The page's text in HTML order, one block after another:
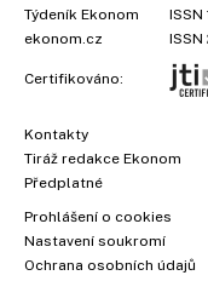
Týdeník Ekonom
ISSN
ekonom.cz
Certifikováno:
Kontakty
Tiráž redakce Ekonom
Předplatné
Prohlášení o cookies
Nastavení soukromí
Ochrana osobních údajů